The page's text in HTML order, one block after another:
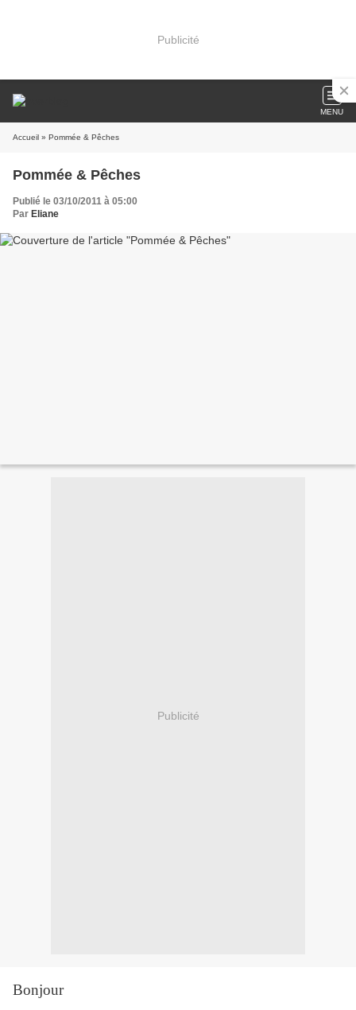
Publicité
MENU
Accueil » Pommée & Pêches
Pommée & Pêches
Publié le 03/10/2011 à 05:00
Par Eliane
Publicité
Bonjour